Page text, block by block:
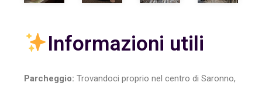
Informazioni utili
Parcheggio: Trovandoci proprio nel centro di Saronno,